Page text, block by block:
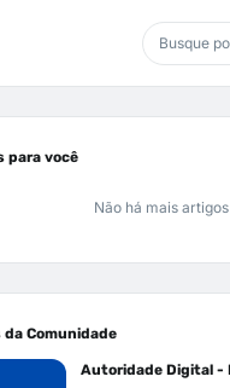
para você
Não há mais artigos
da Comunidade